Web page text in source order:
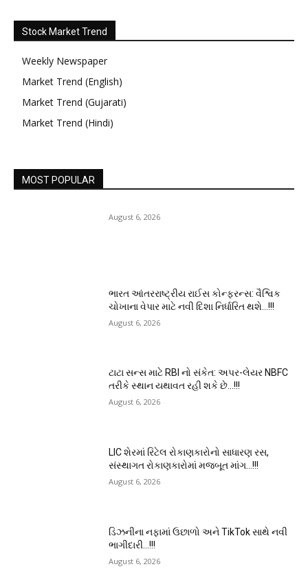
Stock Market Trend
Weekly Newspaper
Market Trend (English)
Market Trend (Gujarati)
Market Trend (Hindi)
MOST POPULAR
August 6, 2026
ભારત આંતરરાષ્ટ્રીય રાઈસ કોન્ફરન્સ: વૈશ્વિક
ચોખાના વેપાર માટે નવી દિશા નિર્ધારિત થશે…!!!
August 6, 2026
ટાટા સન્સ માટે RBI નો સંકેત: અપર-લેયર NBFC
તરીકે સ્થાન યથાવત રહી શકે છે…!!!
August 6, 2026
LIC શેરમાં રિટેલ રોકાણકારોનો સાધારણ રસ,
સંસ્થાગત રોકાણકારોમાં મજબૂત માંગ…!!!
August 6, 2026
ડિઝનીના નફામાં ઉછાળો અને TikTok સાથે નવી
ભાગીદારી…!!!
August 6, 2026